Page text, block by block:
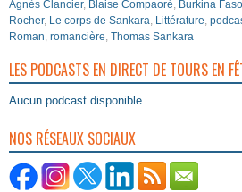
Agnès Clancier, Blaise Compaoré, Burkina Faso
Rocher, Le corps de Sankara, Littérature,
Roman, romancière, Thomas Sankara
LES PODCASTS EN DIRECT DE TOURS EN
Aucun podcast disponible.
NOS RÉSEAUX SOCIAUX